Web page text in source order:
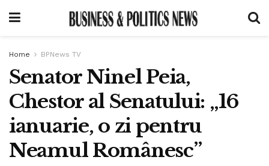
Home BPNews TV
Senator Ninel Peia,
Chestor al Senatului: „16
ianuarie, o zi pentru
Neamul Românesc”